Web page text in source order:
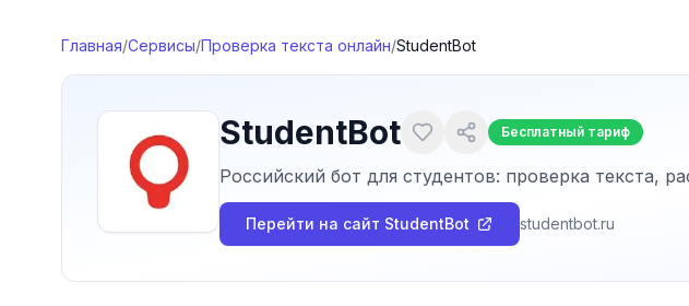
Главная/Сервисы/Проверка текста онлайн/StudentBot
StudentBot Бесплатный тариф
Российский бот для студентов: проверка текста,
Перейти на сайт StudentBot studentbot.ru